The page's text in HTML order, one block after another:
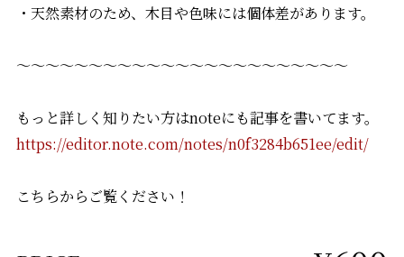
・天然素材のため、木目や色味には個体差があります。
～～～～～～～～～～～～～～～～～～～～～～～
もっと詳しく知りたい方はnoteにも記事を書いてます。
https://editor.note.com/notes/n0f3284b651ee/edit/
こちらからご覧ください！